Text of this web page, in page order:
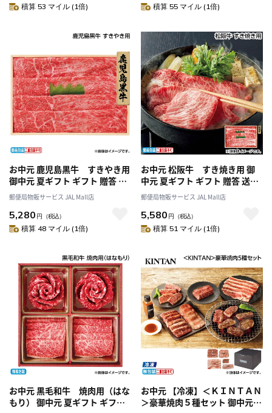
積算 53 マイル (1倍) 積算 55 マイル (1倍)
お中元 鹿児島黒牛 すきやき用
御中元 夏ギフト ギフト 贈答 送
料込み
郵便局物販サービス JAL Mall店
5,280 円 （税込）
積算 48 マイル (1倍)
お中元 松阪牛 すき焼き用 御
中元 夏ギフト ギフト 贈答 送料
込み
郵便局物販サービス JAL Mall店
5,580 円 （税込）
積算 51 マイル (1倍)
お中元 黒毛和牛 焼肉用（はな
もり） 御中元 夏ギフト ギフト
お中元 【冷凍】＜ＫＩＮＴＡＮ
＞豪華焼肉５種セット 御中元